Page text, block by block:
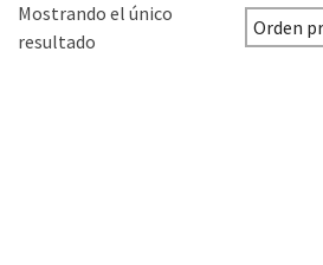
Mostrando el único
resultado